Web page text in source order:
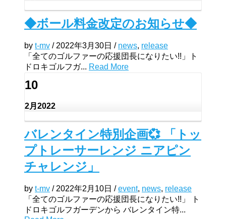
◆ボール料金改定のお知らせ◆
by t-mv / 2022年3月30日 / news, release
「全てのゴルファーの応援団長になりたい!!」ト
ドロキゴルフガ... Read More
10
2月 2022
バレンタイン特別企画💞 「トッ
プトレーサーレンジ ニアピン
チャレンジ」
by t-mv / 2022年2月10日 / event, news, release
「全てのゴルファーの応援団長になりたい!!」 ト
ドロキゴルフガーデンから バレンタイン特...